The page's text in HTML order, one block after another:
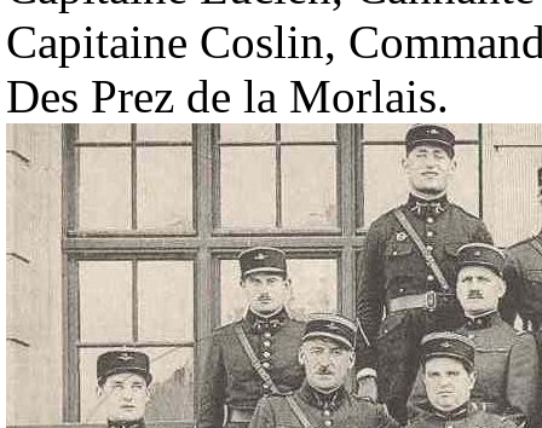
Capitaine Coslin,
Des Prez de la Morlais.